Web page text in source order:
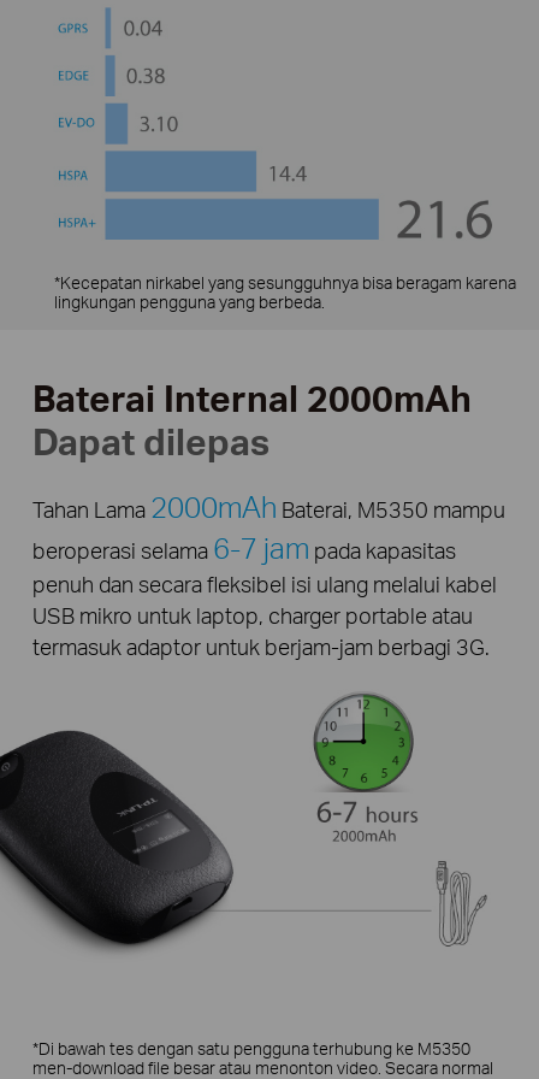
*Kecepatan nirkabel yang sesungguhnya bisa beragam karena
lingkungan pengguna yang berbeda.
Baterai Internal 2000mAh
Dapat dilepas
Tahan Lama 2000mAh Baterai, M5350 mampu
beroperasi selama 6-7 jam pada kapasitas
penuh dan secara fleksibel isi ulang melalui kabel
USB mikro untuk laptop, charger portable atau
termasuk adaptor untuk berjam-jam berbagi 3G.
*Di bawah tes dengan satu pengguna terhubung ke M5350
men-download file besar atau menonton video. Secara normal